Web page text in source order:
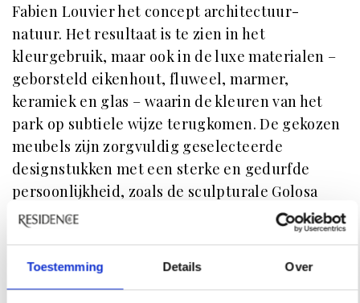
Toestemming Details Over
Fabien Louvier het concept architectuur-
natuur. Het resultaat is te zien in het
kleurgebruik, maar ook in de luxe materialen –
geborsteld eikenhout, fluweel, marmer,
keramiek en glas – waarin de kleuren van het
park op subtiele wijze terugkomen. De gekozen
meubels zijn zorgvuldig geselecteerde
designstukken met een sterke en gedurfde
persoonlijkheid, zoals de sculpturale Golosa
lamp in de entreehal, het speelse, dikke tapijt
van Faye Toogood in de zonnige woonkamer en,
niet te vergeten, de 4,5 meter lange Ybu tafel uit